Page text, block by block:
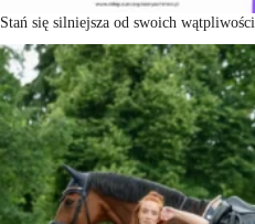
Stań się silniejsza od swoich wątpliwości